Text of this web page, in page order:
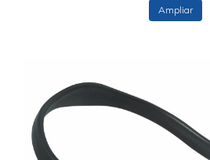
Ampliar